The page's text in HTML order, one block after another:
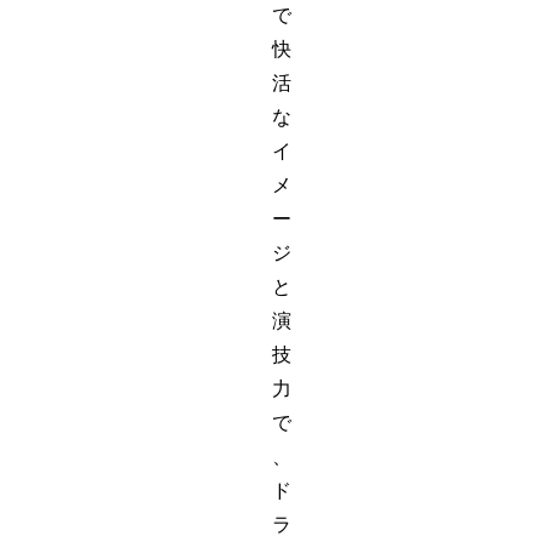
で
快
活
な
イ
メ
ー
ジ
と
演
技
力
で
ド
ラ